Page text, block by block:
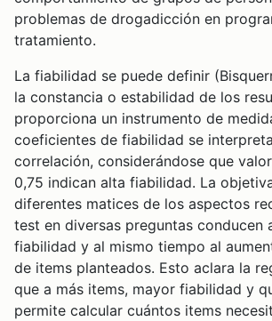
problemas de drogadicción en
tratamiento.
La fiabilidad se puede definir
la constancia o estabilidad de los
proporciona un instrumento de
coeficientes de fiabilidad se
correlación, considerándose que
0,75 indican alta fiabilidad. La
diferentes matices de los aspectos
test en diversas preguntas conducen
fiabilidad y al mismo tiempo al
de items planteados. Esto aclara la
que a más items, mayor fiabilidad y
permite calcular cuántos items